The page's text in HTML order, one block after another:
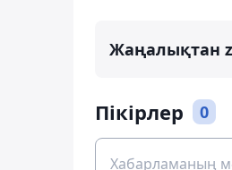
Жаңалықтан
Пікірлер 0